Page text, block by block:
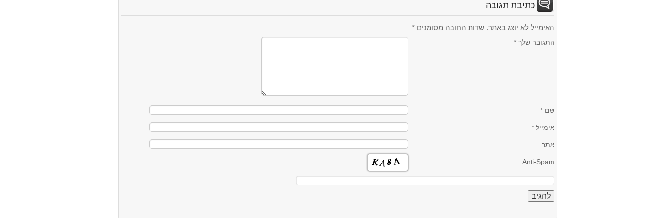
כתיבת תגובה
האימייל לא יוצג באתר. שדות החובה מסומנים *
התגובה שלך *
שם *
אימייל *
אתר
Anti-Spam: